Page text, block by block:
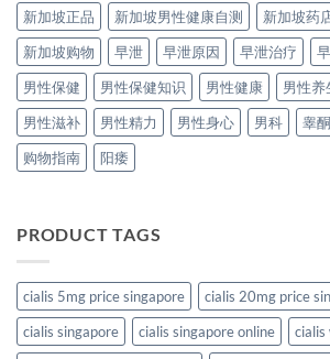
新加坡正品
新加坡男性健康自测 新加坡药
新加坡购物
早泄 早泄原因 早泄治疗
男性保健
男性保健知识 男性健康 男性养
男性滋补
男性精力 男性身心 男科 睾酮
购物指南
阳痿
PRODUCT TAGS
cialis 5mg price singapore
cialis 20mg price
cialis singapore
cialis singapore online cialis